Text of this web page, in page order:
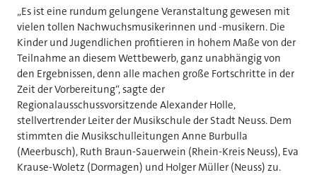
„Es ist eine rundum gelungene Veranstaltung gewesen mit
vielen tollen Nachwuchsmusikerinnen und -musikern. Die
Kinder und Jugendlichen profitieren in hohem Maße von der
Teilnahme an diesem Wettbewerb, ganz unabhängig von
den Ergebnissen, denn alle machen große Fortschritte in der
Zeit der Vorbereitung“, sagte der
Regionalausschussvorsitzende Alexander Holle,
stellvertrender Leiter der Musikschule der Stadt Neuss. Dem
stimmten die Musikschulleitungen Anne Burbulla
(Meerbusch), Ruth Braun-Sauerwein (Rhein-Kreis Neuss), Eva
Krause-Woletz (Dormagen) und Holger Müller (Neuss) zu.